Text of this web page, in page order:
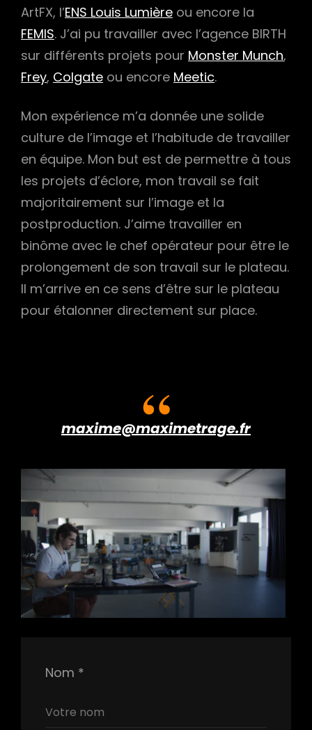
ArtFX, l’ENS Louis Lumière ou encore la
FEMIS. J’ai pu travailler avec l’agence BIRTH
sur différents projets pour Monster Munch,
Frey, Colgate ou encore Meetic.
Mon expérience m’a donnée une solide
culture de l’image et l’habitude de travailler
en équipe. Mon but est de permettre à tous
les projets d’éclore, mon travail se fait
majoritairement sur l’image et la
postproduction. J’aime travailler en
binôme avec le chef opérateur pour être le
prolongement de son travail sur le plateau.
Il m’arrive en ce sens d’être sur le plateau
pour étalonner directement sur place.
maxime@maximetrage.fr
Nom *